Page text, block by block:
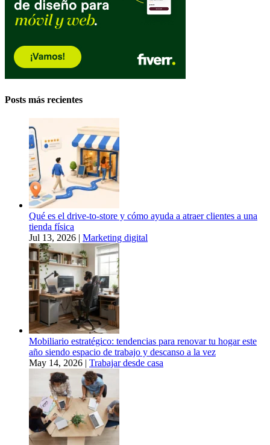
Posts más recientes
Qué es el drive-to-store y cómo ayuda a atraer clientes a una
tienda física
Jul 13, 2026 | Marketing digital
Mobiliario estratégico: tendencias para renovar tu hogar este
año siendo espacio de trabajo y descanso a la vez
May 14, 2026 | Trabajar desde casa